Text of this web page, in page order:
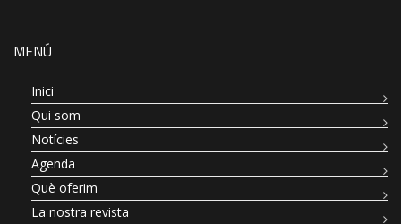
MENÚ
Inici
Qui som
Notícies
Agenda
Què oferim
La nostra revista